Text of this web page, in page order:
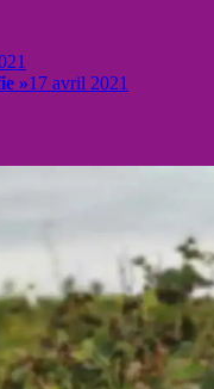
»17 avril 2021